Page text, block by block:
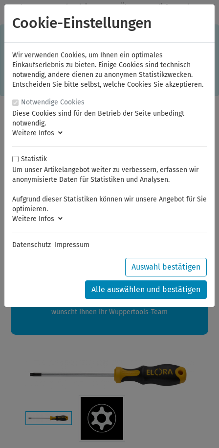
✓Jeden Monat starke Aktionen ✓Über 20 Qualitätsmarken ✓
Kostenlose Lieferung im Inland ab 150,00 Euro Bruttowarenwert
Einkaufserlebnis. Dabei werden beispielsweise die Session-
Informationen oder die Spracheinstellung auf Ihrem Rechner
gespeichert. Ohne Cookies ist der Funktionsumfang des
Online-Shops eingeschränkt. Sind Sie damit nicht
einverstanden, klicken Sie bitte hier.
Schraubendreher
Sommerferien
zwischen 28.07.2026 und 21.08.2026 machen auch wir
Ihre Bestellungen in diesem Zeitraum werden ab dem
24.08.2026 verschickt.
wünscht Ihnen Ihr Wuppertools-Team
Cookie-Einstellungen
Wir verwenden Cookies, um Ihnen ein optimales
Einkaufserlebnis zu bieten. Einige Cookies sind technisch
notwendig, andere dienen zu anonymen Statistikzwecken.
Entscheiden Sie bitte selbst, welche Cookies Sie akzeptieren.
Notwendige Cookies
Diese Cookies sind für den Betrieb der Seite unbedingt
notwendig.
Weitere Infos
Statistik
Um unser Artikelangebot weiter zu verbessern, erfassen wir
anonymisierte Daten für Statistiken und Analysen.
Aufgrund dieser Statistiken können wir unsere Angebot für Sie
optimieren.
Weitere Infos
Datenschutz Impressum
Auswahl bestätigen
Alle auswählen und bestätigen